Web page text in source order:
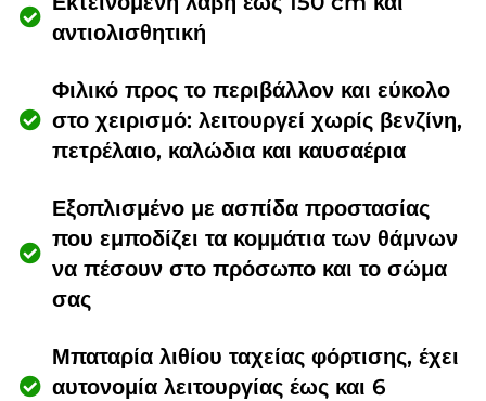
αντιολισθητική
Φιλικό προς το περιβάλλον και εύκολο
στο χειρισμό: λειτουργεί χωρίς βενζίνη,
πετρέλαιο, καλώδια και καυσαέρια
Εξοπλισμένο με ασπίδα προστασίας
που εμποδίζει τα κομμάτια των θάμνων
να πέσουν στο πρόσωπο και το σώμα
σας
Μπαταρία λιθίου ταχείας φόρτισης, έχει
αυτονομία λειτουργίας έως και 6